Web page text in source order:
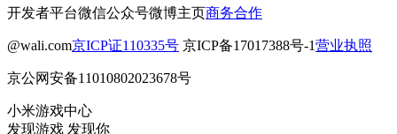
开发者平台微信公众号微博主页商务合作
@wali.com京ICP证110335号 京ICP备17017388号-1营业执照
京公网安备11010802023678号
小米游戏中心
发现游戏 发现你